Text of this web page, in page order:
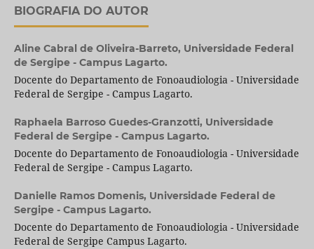
BIOGRAFIA DO AUTOR
Aline Cabral de Oliveira-Barreto, Universidade Federal
de Sergipe - Campus Lagarto.
Docente do Departamento de Fonoaudiologia - Universidade
Federal de Sergipe - Campus Lagarto.
Raphaela Barroso Guedes-Granzotti, Universidade
Federal de Sergipe - Campus Lagarto.
Docente do Departamento de Fonoaudiologia - Universidade
Federal de Sergipe - Campus Lagarto.
Danielle Ramos Domenis, Universidade Federal de
Sergipe - Campus Lagarto.
Docente do Departamento de Fonoaudiologia - Universidade
Federal de Sergipe Campus Lagarto.